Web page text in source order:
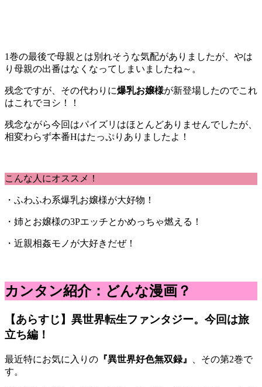
1巻の最後で母親とは別れそうな気配がありましたが、やは
り母親の出番はなくなってしまいましたね～。
残念ですが、その代わりに爆乳お嬢様が新登場したのでこれ
はこれでヨシ！！
残念ながら今回はパイズリはほとんどありませんでしたが、
相変わらず本番Hはたっぷりありましたよ！
こんな人にオススメ！
・ふわふわ系爆乳お嬢様が大好物！
・姉とお嬢様の3Pエッチとかめっちゃ燃える！
・近親相姦モノが大好きだぜ！
カンタン紹介：どんな漫画？
【あらすじ】異世界転生ファンタジー。今回は旅
立ち編！
最近特にお気に入りの 『異世界好色無双録』
、その第2巻で
す。